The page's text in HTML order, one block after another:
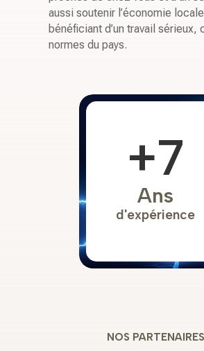
aussi soutenir l’économie
bénéficiant d’un travail sérieux,
normes du pays.
+7
Ans
d'expérience
NOS PARTENAIRES